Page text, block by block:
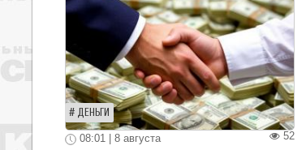
ДЕНЬГИ
52
08:01 | 8 августа